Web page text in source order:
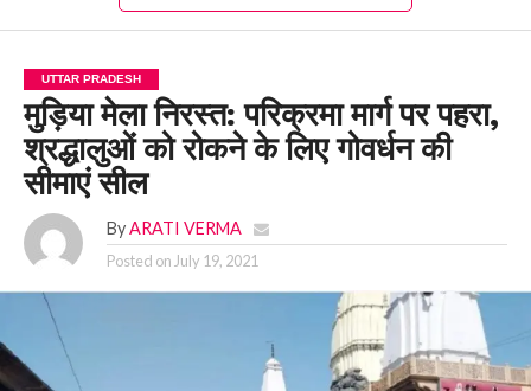
UTTAR PRADESH
मुड़िया मेला निरस्त: परिक्रमा मार्ग पर पहरा,
श्रद्धालुओं को रोकने के लिए गोवर्धन की
सीमाएं सील
By ARATI VERMA
Posted on July 19, 2021